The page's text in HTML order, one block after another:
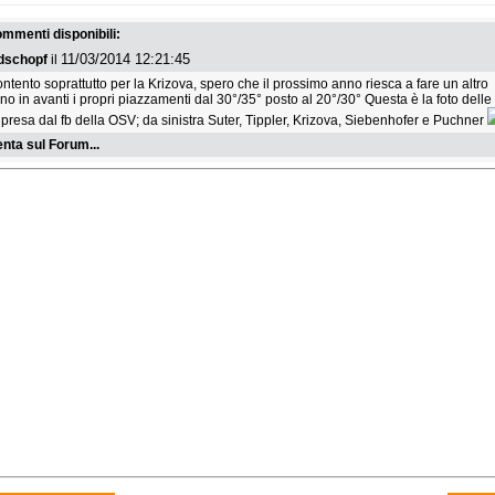
e copppa; Thaler fa
disponibili:
il 11/03/2014 12:21:45
soprattutto per la Krizova, spero che il prossimo anno riesca a fare un altro
in avanti i propri piazzamenti dal 30°/35° posto al 20°/30° Questa è la foto delle
dal fb della OSV; da sinistra Suter, Tippler, Krizova, Siebenhofer e Puchner
sul Forum...